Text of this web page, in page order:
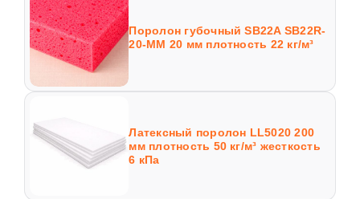
Поролон губочный SB22A SB22R-
20-MM 20 мм плотность 22 кг/м³
Латексный поролон LL5020 200
мм плотность 50 кг/м³ жесткость
6 кПа